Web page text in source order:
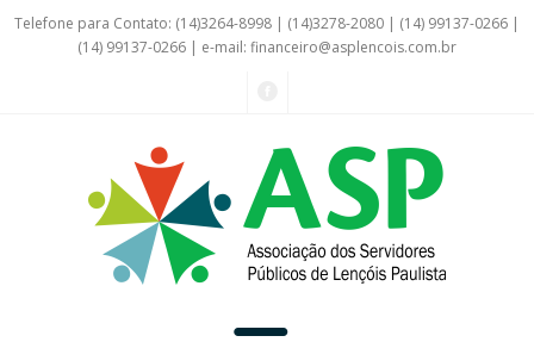
Telefone para Contato: (14)3264-8998 | (14)3278-2080 | (14) 99137-0266 |
(14) 99137-0266 | e-mail: financeiro@asplencois.com.br